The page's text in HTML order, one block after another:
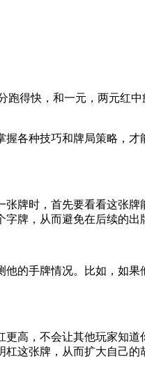
跑得快，和一元，两元红
各种技巧和牌局策略，才
牌时，首先要看看这张牌
牌，从而避免在后续的出
的手牌情况。比如，如果
高，不会让其他玩家知道
这张牌，从而扩大自己